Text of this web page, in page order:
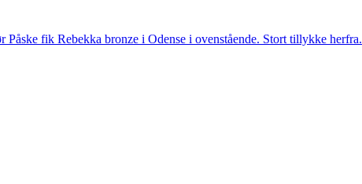
fik Rebekka bronze i Odense i ovenstående. Stort tillykke herfra.